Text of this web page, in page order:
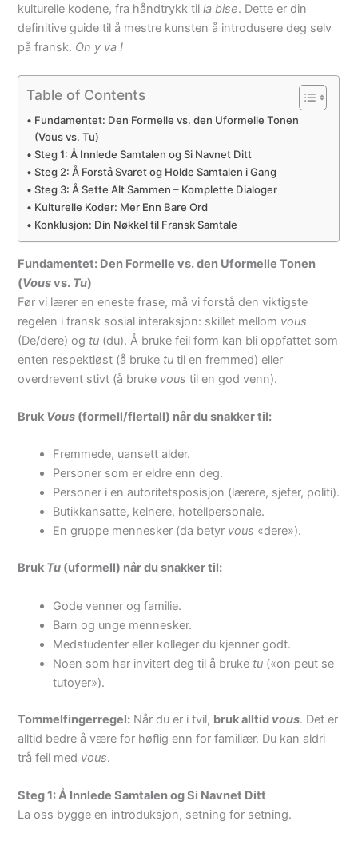
kulturelle kodene, fra håndtrykk tilla bise. Dette er din
definitive guide til å mestre kunsten å introdusere deg selv
på fransk. On y va !
Table of Contents
Fundamentet: Den Formelle vs. den Uformelle Tonen
(Vous vs. Tu)
Steg 1: Å Innlede Samtalen og Si Navnet Ditt
Steg 2: Å Forstå Svaret og Holde Samtalen i Gang
Steg 3: Å Sette Alt Sammen – Komplette Dialoger
Kulturelle Koder: Mer Enn Bare Ord
Konklusjon: Din Nøkkel til Fransk Samtale
Fundamentet: Den Formelle vs. den Uformelle Tonen
(Vousvs. Tu)
Før vi lærer en eneste frase, må vi forstå den viktigste
regelen i fransk sosial interaksjon: skillet mellom vous
(De/dere) og tu (du). Å bruke feil form kan bli oppfattet som
enten respektløst (å bruke tu til en fremmed) eller
overdrevent stivt (å bruke vous til en god venn).
Bruk Vous (formell/flertall) når du snakker til:
Fremmede, uansett alder.
Personer som er eldre enn deg.
Personer i en autoritetsposisjon (lærere, sjefer, politi).
Butikkansatte, kelnere, hotellpersonale.
En gruppe mennesker (da betyr vous «dere»).
Bruk Tu (uformell) når du snakker til:
Gode venner og familie.
Barn og unge mennesker.
Medstudenter eller kolleger du kjenner godt.
Noen som har invitert deg til å bruke tu («on peut se
tutoyer»).
Tommelfingerregel: Når du er i tvil, bruk alltid vous. Det er
alltid bedre å være for høflig enn for familiær. Du kan aldri
trå feil med vous.
Steg 1: Å Innlede Samtalen og Si Navnet Ditt
La oss bygge en introduksjon, setning for setning.